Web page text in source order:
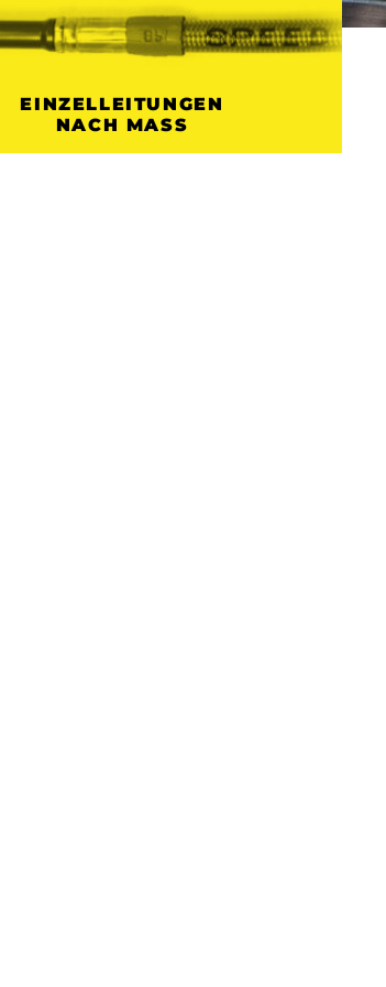
EINZELLEITUNGEN
NACH MASS